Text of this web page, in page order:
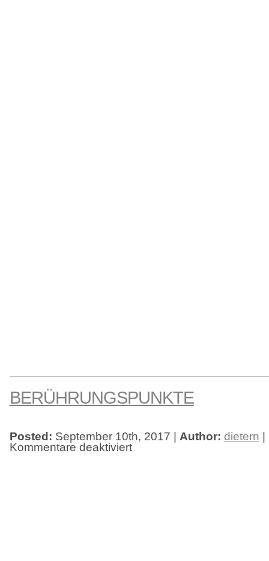
BERÜHRUNGSPUNKTE
Posted: September 10th, 2017 | Author: dietern
Kommentare deaktiviertfür
Berührungspunkte